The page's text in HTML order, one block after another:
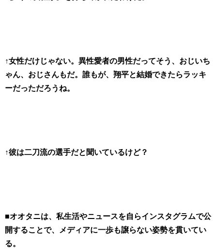
↑女性だけじゃない。異性愛者の男性だってそう、おじいち
ゃん、おじさんもだ。誰もが、翔平と結婚できたらラッキ
ーだっただろうね。
↑彼は二刀流の選手だと聞いているけど？
■オオタニは、私生活やニュースを自らインスタグラムで公
開することで、メディアに一歩も譲らない姿勢を貫いてい
る。